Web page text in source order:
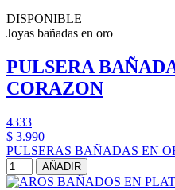
DISPONIBLE
Joyas bañadas en oro
PULSERA
CORAZON
4333
$ 3.990
PULSERAS BAÑADAS EN
AÑADIR